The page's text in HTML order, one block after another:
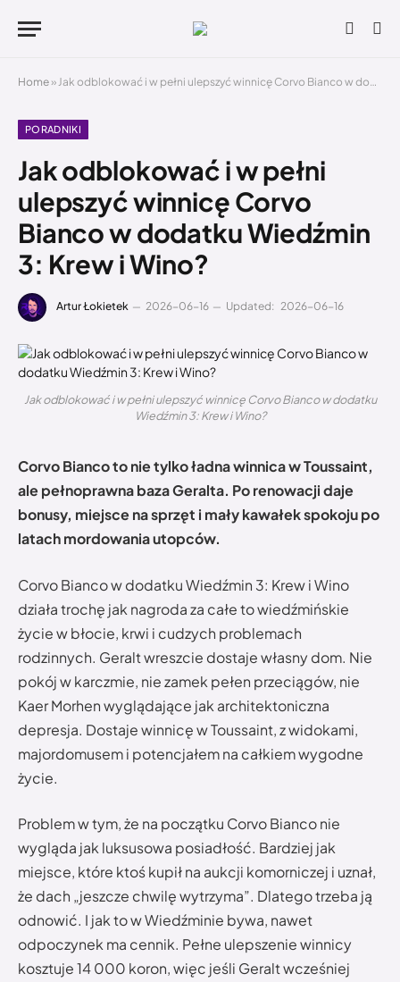
Home »Jak odblokować i w pełni ulepszyć winnicę Corvo Bianco w dodatku Wiedźmin 3: Krew i Wino?
PORADNIKI
Jak odblokować i w pełni
ulepszyć winnicę Corvo
Bianco w dodatku Wiedźmin
3: Krew i Wino?
Artur Łokietek 2026-06-16 Updated: 2026-06-16
Jak odblokować i w pełni ulepszyć winnicę Corvo Bianco w dodatku
Wiedźmin 3: Krew i Wino?
Corvo Bianco to nie tylko ładna winnica w Toussaint,
ale pełnoprawna baza Geralta. Po renowacji daje
bonusy, miejsce na sprzęt i mały kawałek spokoju po
latach mordowania utopców.
Corvo Bianco w dodatku Wiedźmin 3: Krew i Wino
działa trochę jak nagroda za całe to wiedźmińskie
życie w błocie, krwi i cudzych problemach
rodzinnych. Geralt wreszcie dostaje własny dom. Nie
pokój w karczmie, nie zamek pełen przeciągów, nie
Kaer Morhen wyglądające jak architektoniczna
depresja. Dostaje winnicę w Toussaint, z widokami,
majordomusem i potencjałem na całkiem wygodne
życie.
Problem w tym, że na początku Corvo Bianco nie
wygląda jak luksusowa posiadłość. Bardziej jak
miejsce, które ktoś kupił na aukcji komorniczej i uznał,
że dach „jeszcze chwilę wytrzyma”. Dlatego trzeba ją
odnowić. I jak to w Wiedźminie bywa, nawet
odpoczynek ma cennik. Pełne ulepszenie winnicy
kosztuje 14 000 koron, więc jeśli Geralt wcześniej